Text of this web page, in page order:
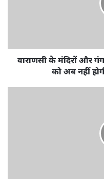
वाराणसी के मंदिरों और
को अब नहीं